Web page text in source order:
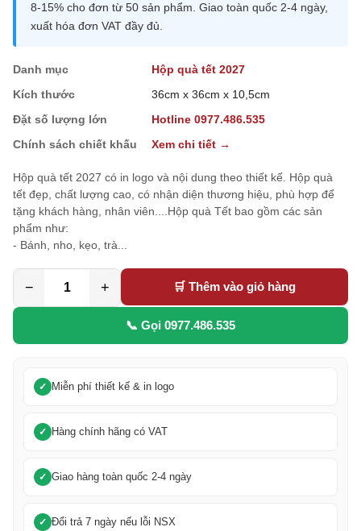
8-15% cho đơn từ 50 sản phẩm. Giao toàn quốc 2-4 ngày,
xuất hóa đơn VAT đầy đủ.
Danh mục
Hộp quà tết 2027
Kích thước
36cm x 36cm x 10,5cm
Đặt số lượng lớn
Hotline 0977.486.535
Chính sách chiết khấu
Xem chi tiết →
Hộp quà tết 2027 có in logo và nội dung theo thiết kế. Hộp quà
tết đẹp, chất lượng cao, có nhận diện thương hiệu, phù hợp để
tặng khách hàng, nhân viên....Hộp quà Tết bao gồm các sản
phẩm như:
- Bánh, nho, kẹo, trà...
− + 🛒 Thêm vào giỏ hàng
📞 Gọi 0977.486.535
Miễn phí thiết kế & in logo
Hàng chính hãng có VAT
Giao hàng toàn quốc 2-4 ngày
Đổi trả 7 ngày nếu lỗi NSX